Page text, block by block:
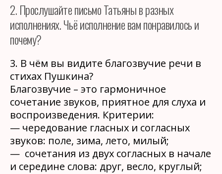
2. Прослушайте письмо Татьяны в разных
исполнениях. Чьё исполнение вам понравилось и
почему?
3. В чём вы видите благозвучие речи в
стихах Пушкина?
Благозвучие – это гармоничное
сочетание звуков, приятное для слуха и
воспроизведения. Критерии:
— чередование гласных и согласных
звуков: поле, зима, лето, милый;
— сочетания из двух согласных в начале
и середине слова: друг, весло, круглый;